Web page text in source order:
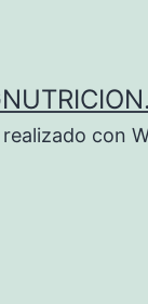
con